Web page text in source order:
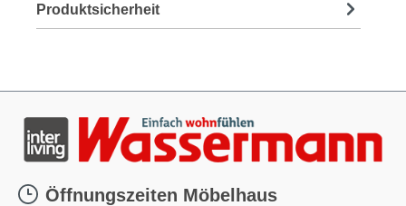
Produktsicherheit
Öffnungszeiten Möbelhaus